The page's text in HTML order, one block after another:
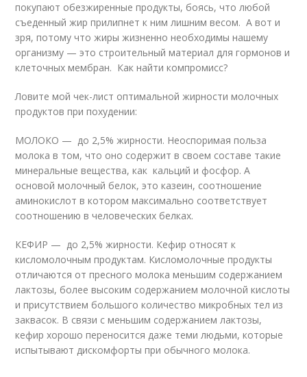
покупают обезжиренные продукты, боясь, что любой
съеденный жир прилипнет к ним лишним весом. А вот и
зря, потому что жиры жизненно необходимы нашему
организму — это строительный материал для гормонов и
клеточных мембран. Как найти компромисс?
Ловите мой чек-лист оптимальной жирности молочных
продуктов при похудении:
МОЛОКО — до 2,5% жирности. Неоспоримая польза
молока в том, что оно содержит в своем составе такие
минеральные вещества, как кальций и фосфор. А
основой молочный белок, это казеин, соотношение
аминокислот в котором максимально соответствует
соотношению в человеческих белках.
КЕФИР — до 2,5% жирности. Кефир относят к
кисломолочным продуктам. Кисломолочные продукты
отличаются от пресного молока меньшим содержанием
лактозы, более высоким содержанием молочной кислоты
и присутствием большого количество микробных тел из
заквасок. В связи с меньшим содержанием лактозы,
кефир хорошо переносится даже теми людьми, которые
испытывают дискомфорты при обычного молока.